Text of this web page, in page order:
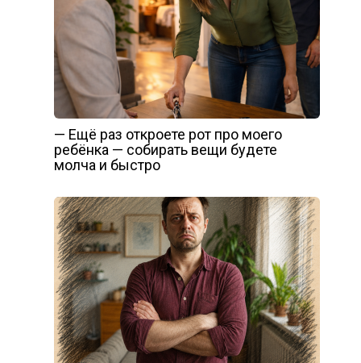
— Ещё раз откроете рот про моего
ребёнка — собирать вещи будете
молча и быстро